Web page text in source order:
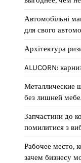
Автомобільні
для свого
Архітектура
ALUCORN:
Металлические
без лишней
Запчастини до
помилитися з
Рабочее место,
зачем бизнесу